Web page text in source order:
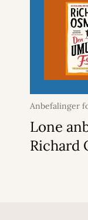
Anbefalinger
april 2026
Lone
Richard